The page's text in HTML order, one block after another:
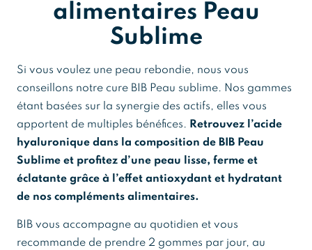
alimentaires Peau
Sublime
Si vous voulez une peau rebondie, nous vous
conseillons notre cure BIB Peau sublime. Nos gammes
étant basées sur la synergie des actifs, elles vous
apportent de multiples bénéfices. Retrouvez l’acide
hyaluronique dans la composition de BIB Peau
Sublime et profitez d’une peau lisse, ferme et
éclatante grâce à l’effet antioxydant et hydratant
de nos compléments alimentaires.
BIB vous accompagne au quotidien et vous
recommande de prendre 2 gommes par jour, au